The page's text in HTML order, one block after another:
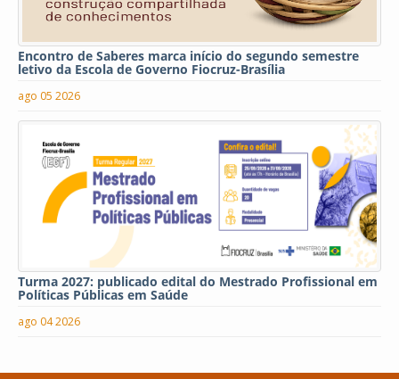
Encontro de Saberes marca início do segundo semestre
letivo da Escola de Governo Fiocruz-Brasília
ago 05 2026
Turma 2027: publicado edital do Mestrado Profissional em
Políticas Públicas em Saúde
ago 04 2026